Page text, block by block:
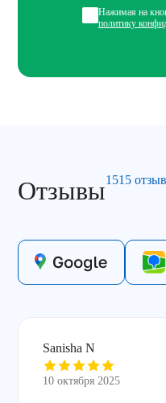
Нажимая на
политику
Отзывы1515
Sanisha N
10 октября 2025